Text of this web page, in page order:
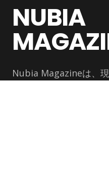
NUBIA
Nubia Magazineは、